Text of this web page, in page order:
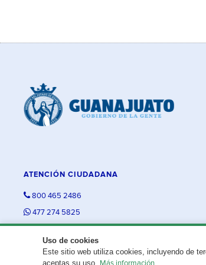
Uso de cookies
Este sitio web utiliza cookies, incluyendo de
aceptas su uso.
ATENCIÓN CIUDADANA
800 465 2486
477 274 5825
¿Existe algún problema con esta página?Repórtalo